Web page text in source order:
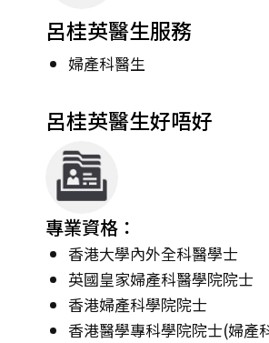
呂桂英醫生服務
婦產科醫生
呂桂英醫生好唔好
專業資格：
香港大學內外全科醫學士
英國皇家婦產科醫學院院士
香港婦產科學院院士
香港醫學專科學院院士(婦產